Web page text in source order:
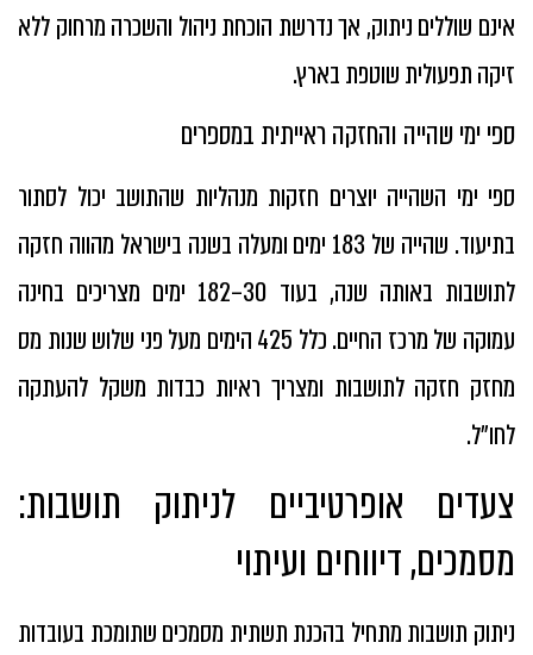
אינם שוללים ניתוק, אך נדרשת הוכחת ניהול והשכרה מרחוק ללא
זיקה תפעולית שוטפת בארץ.
ספי ימי שהייה והחזקה ראייתית במספרים
ספי ימי השהייה יוצרים חזקות מנהליות שהתושב יכול לסתור
בתיעוד. שהייה של 183 ימים ומעלה בשנה בישראל מהווה חזקה
לתושבות באותה שנה, בעוד 30–182 ימים מצריכים בחינה
עמוקה של מרכז החיים. כלל 425 הימים מעל פני שלוש שנות מס
מחזק חזקה לתושבות ומצריך ראיות כבדות משקל להעתקה
לחו״ל.
צעדים אופרטיביים לניתוק תושבות:
מסמכים, דיווחים ועיתוי
ניתוק תושבות מתחיל בהכנת תשתית מסמכים שתומכת בעובדות